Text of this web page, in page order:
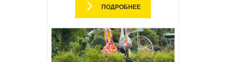
ПОДРОБНЕЕ